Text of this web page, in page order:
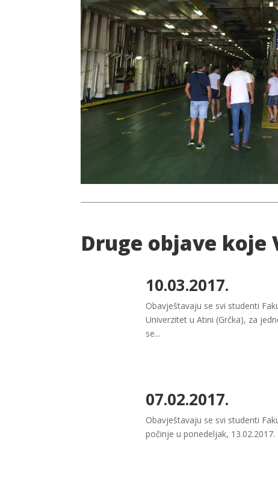
Druge objave koje
10.03.2017.
Obavještavaju se svi studenti
Univerzitet u Atini (Grčka), za
se...
07.02.2017.
Obavještavaju se svi studenti
počinje u ponedeljak,